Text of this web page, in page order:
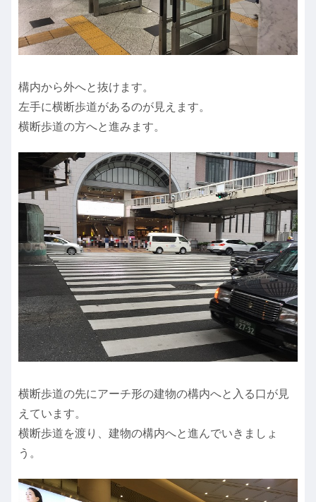
構内から外へと抜けます。
左手に横断歩道があるのが見えます。
横断歩道の方へと進みます。
横断歩道の先にアーチ形の建物の構内へと入る口が見
えています。
横断歩道を渡り、建物の構内へと進んでいきましょ
う。